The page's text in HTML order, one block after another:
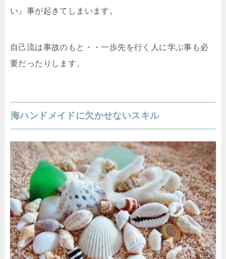
い』事が起きてしまいます。
自己流は事故のもと・・一歩先を行く人に学ぶ事も必
要だったりします。
海ハンドメイドに欠かせないスキル